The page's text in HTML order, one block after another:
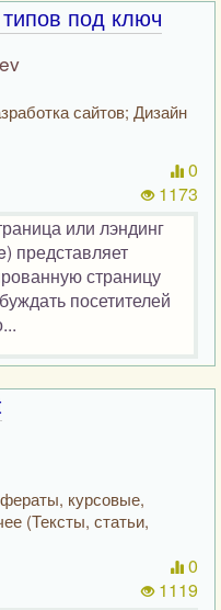
под ключ
сайтов; Дизайн
0
1173
или лэндинг
представляет
страницу
посетителей
курсовые,
(Тексты, статьи,
0
1119